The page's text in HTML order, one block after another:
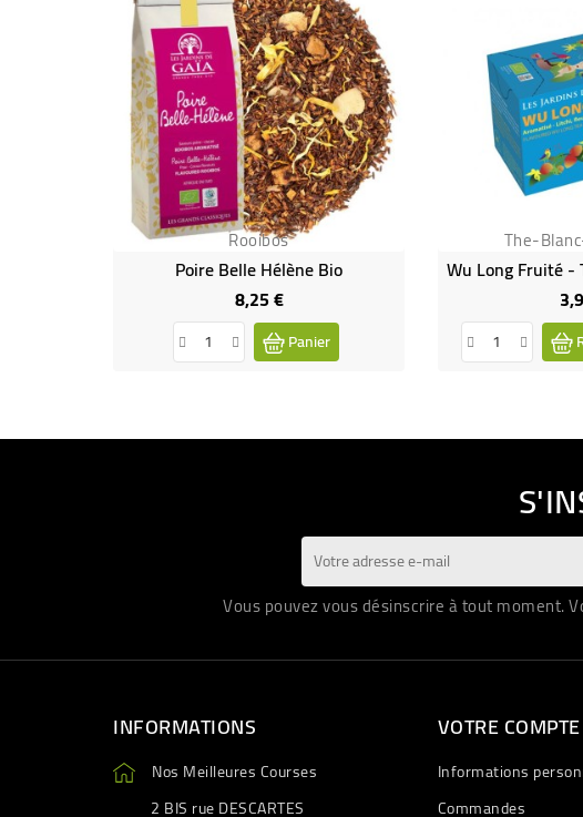
Rooibos
Poire Belle Hélène Bio
8,25 €Prix
Panier
The-
Vous pouvez vous désinscrire à tout moment.
INFORMATIONS
Nos Meilleures Courses
2 BIS rue DESCARTES
VOTRE COMPTE
Informations
Commandes